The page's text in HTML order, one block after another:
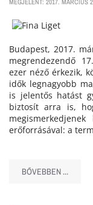
Budapest, 2017.
megrendezendő
ezer néző érkezik,
idők legnagyobb
is jelentős hatást
biztosít arra is,
erőforrásával: a
BŐVEBBEN ...